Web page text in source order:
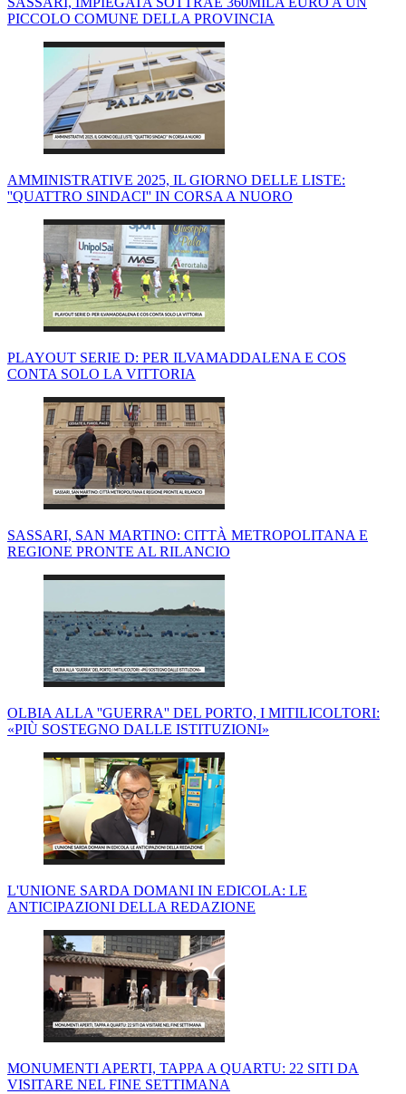
PICCOLO COMUNE DELLA PROVINCIA
AMMINISTRATIVE 2025, IL GIORNO DELLE LISTE:
''QUATTRO SINDACI'' IN CORSA A NUORO
PLAYOUT SERIE D: PER ILVAMADDALENA E COS
CONTA SOLO LA VITTORIA
SASSARI, SAN MARTINO: CITTÀ METROPOLITANA E
REGIONE PRONTE AL RILANCIO
OLBIA ALLA ''GUERRA'' DEL PORTO, I MITILICOLTORI:
«PIÙ SOSTEGNO DALLE ISTITUZIONI»
L'UNIONE SARDA DOMANI IN EDICOLA: LE
ANTICIPAZIONI DELLA REDAZIONE
MONUMENTI APERTI, TAPPA A QUARTU: 22 SITI DA
VISITARE NEL FINE SETTIMANA